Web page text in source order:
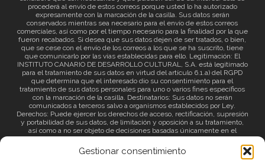
Gestionar consentimiento
procederá al envío de estos correos porque usted lo ha autorizado
expresamente con la marcación de la casilla. Sus datos serán
conservados mientras sea necesario para el envío de estos correos
comerciales, así como por el tiempo necesario para la finalidad por la que
fueron recabados. Si desea que sus datos dejen de ser tratados, o bien,
que se cese con el envío de los correos a los que se ha suscrito, tiene
que comunicarlo por las vías establecidas para ello. Legitimación: El
INSTITUTO CANARIO DE DESARROLLO CULTURAL, S.A. está legitimado
para el tratamiento de sus datos en virtud del artículo 6.1.a) del RGPD
que determina que el interesado dio su consentimiento para el
tratamiento de sus datos personales para uno o varios fines específicos
con la marcación de la casilla. Destinatarios: Sus datos no serán
comunicados a terceros salvo a organismos establecidos por Ley.
Derechos: Puede ejercer los derechos de acceso, rectificación, supresión
y portabilidad de sus datos, de limitación y oposición a su tratamiento,
así como a no ser objeto de decisiones basadas únicamente en el
tratamiento automatizado de sus datos y revocar el consentimiento
prestado. Información adicional: Puede consultar la información adicional
a través del siguienteenlace.